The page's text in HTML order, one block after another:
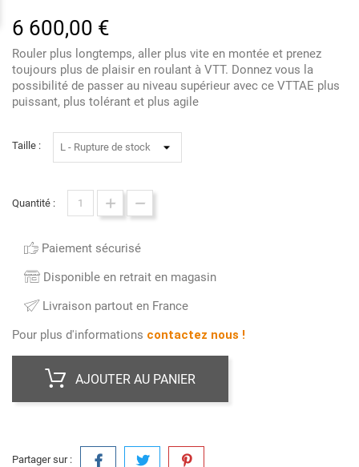
6 600,00 €
Rouler plus longtemps, aller plus vite en montée et prenez
toujours plus de plaisir en roulant à VTT. Donnez vous la
possibilité de passer au niveau supérieur avec ce VTTAE plus
puissant, plus tolérant et plus agile
Taille :
Quantité :
Paiement sécurisé
Disponible en retrait en magasin
Livraison partout en France
Pour plus d'informations contactez nous !
AJOUTER AU PANIER
Partager sur :